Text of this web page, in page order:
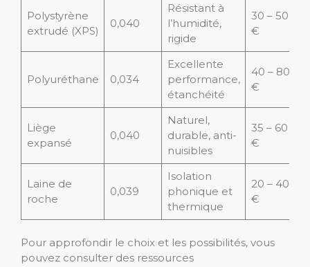
Polystyrène
extrudé (XPS)
0,040
Résistant à
l’humidité,
rigide
30 – 50
€
Polyuréthane 0,034
Excellente
performance,
étanchéité
40 – 80
€
Liège
expansé
0,040
Naturel,
durable, anti-
nuisibles
35 – 60
€
Laine de
roche
0,039
Isolation
phonique et
thermique
20 – 40
€
Pour approfondir le choix et les possibilités, vous
pouvez consulter des ressources